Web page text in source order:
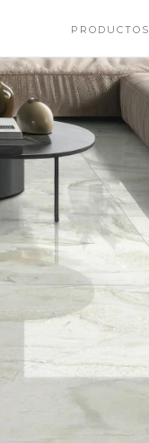
PRODUCTOS